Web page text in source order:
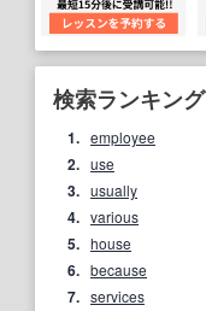
検索ランキング
1. employee
2. use
3. usually
4. various
5. house
6. because
7. services